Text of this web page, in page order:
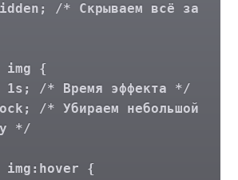
/* Скрываем всё за
img {
/* Время эффекта */
/* Убираем небольшой
*/
img:hover {